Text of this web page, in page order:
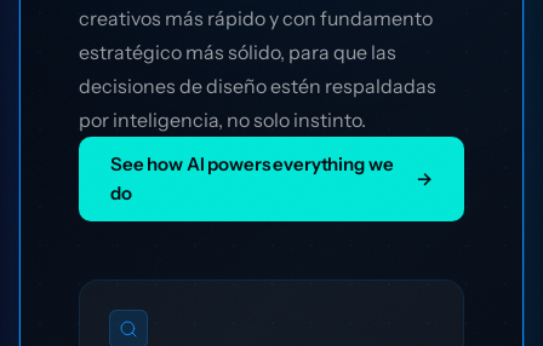
creativos más rápido y con fundamento
estratégico más sólido, para que las
decisiones de diseño estén respaldadas
por inteligencia, no solo instinto.
See how AI powers everything we
do
→